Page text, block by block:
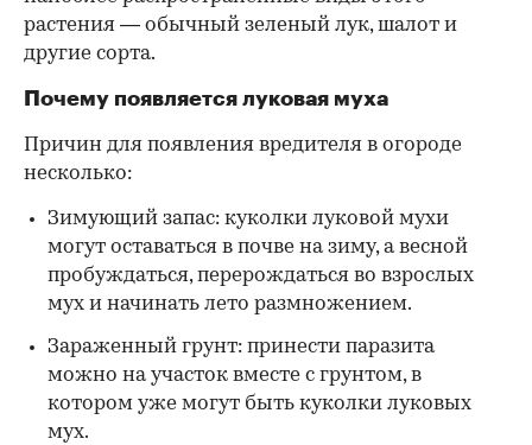
растения — обычный зеленый лук, шалот и
другие сорта.
Почему появляется луковая муха
Причин для появления вредителя в огороде
несколько:
Зимующий запас: куколки луковой мухи
могут оставаться в почве на зиму, а весной
пробуждаться, перерождаться во взрослых
мух и начинать лето размножением.
Зараженный грунт: принести паразита
можно на участок вместе с грунтом, в
котором уже могут быть куколки луковых
мух.